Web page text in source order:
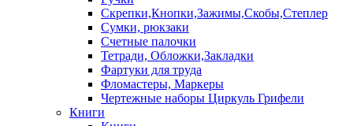
Скрепки,Кнопки,Зажимы,Скобы,Степлер
Сумки, рюкзаки
Счетные палочки
Тетради, Обложки,Закладки
Фартуки для труда
Фломастеры, Маркеры
Чертежные наборы Циркуль Грифели
Книги